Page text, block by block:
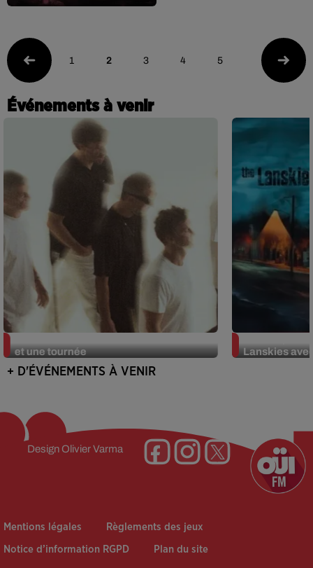
1 2 3 4 5
Événements à venir
et une tournée
Lanskies
+ D'ÉVÉNEMENTS À VENIR
Design Olivier Varma
Mentions légales Règlements des jeux
Notice d’information RGPD Plan du site